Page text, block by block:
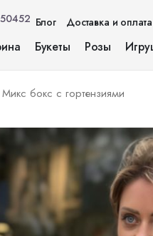
Блог Доставка и оплата
Букеты Розы
бокс с гортензиями